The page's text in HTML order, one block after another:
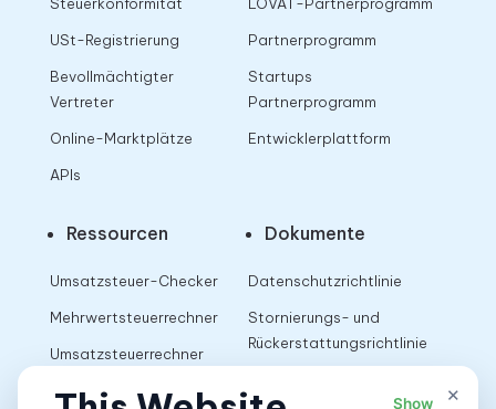
USt-Registrierung
Bevollmächtigter
Vertreter
Online-Marktplätze
APIs
Partnerprogramm
Startups
Partnerprogramm
Entwicklerplattform
Ressourcen
Umsatzsteuer-Checker
Mehrwertsteuerrechner
Umsatzsteuerrechner
Dokumente
Datenschutzrichtlinie
Stornierungs- und
Rückerstattungsrichtlinie
×
Show